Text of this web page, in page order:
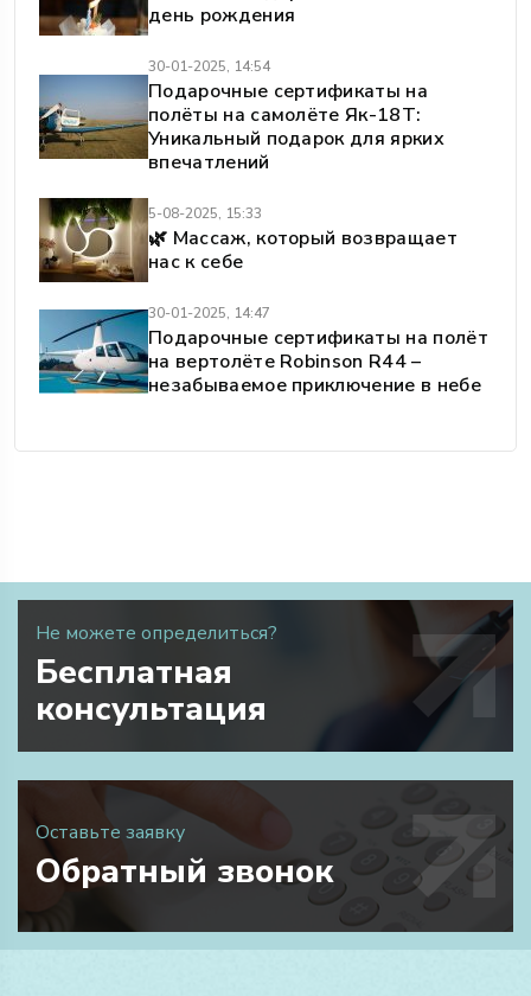
день рождения
30-01-2025, 14:54
Подарочные сертификаты на
полёты на самолёте Як-18Т:
Уникальный подарок для ярких
впечатлений
5-08-2025, 15:33
🌿 Массаж, который возвращает
нас к себе
30-01-2025, 14:47
Подарочные сертификаты на полёт
на вертолёте Robinson R44 –
незабываемое приключение в небе
Не можете определиться?
Бесплатная
консультация
Оставьте заявку
Обратный звонок